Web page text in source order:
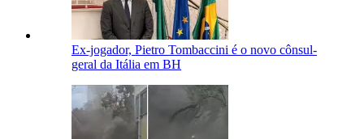
Ex-jogador, Pietro Tombaccini é o novo cônsul-
geral da Itália em BH